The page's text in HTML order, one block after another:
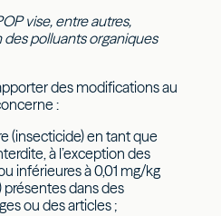
vise, entre autres,
des polluants organiques
des modifications au
:
(insecticide) en tant que
à l’exception des
inférieures à 0,01 mg/kg
présentes dans des
ou des articles ;